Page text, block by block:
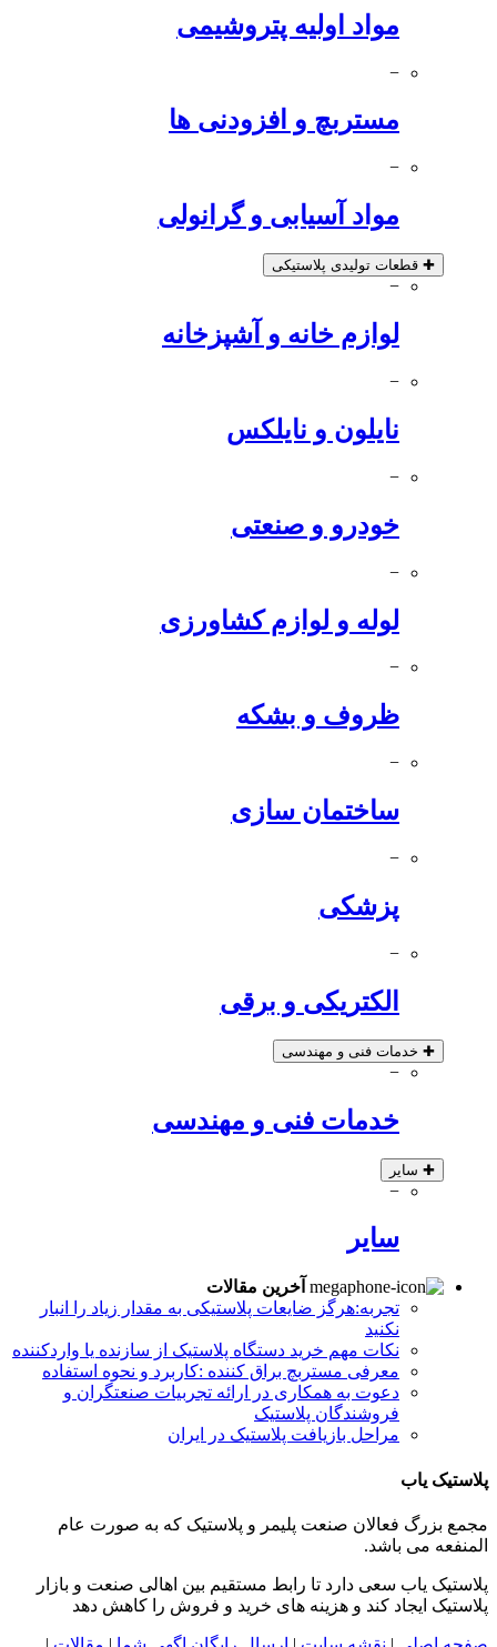
مواد اولیه پتروشیمی
−
مستربچ و افزودنی ها
−
مواد آسیابی و گرانولی
✚ قطعات تولیدی پلاستیکی
−
لوازم خانه و آشپزخانه
−
نایلون و نایلکس
−
خودرو و صنعتی
−
لوله و لوازم کشاورزی
−
ظروف و بشکه
−
ساختمان سازی
−
پزشکی
−
الکتریکی و برقی
✚ خدمات فنی و مهندسی
−
خدمات فنی و مهندسی
✚ سایر
−
سایر
آخرین مقالات
تجربه:هرگز ضایعات پلاستیکی به مقدار زیاد را انبار
نکنید
نکات مهم خرید دستگاه پلاستیک از سازنده یا واردکننده
معرفی مستربچ براق کننده :کاربرد و نحوه استفاده
دعوت به همکاری در ارائه تجربیات صنعتگران و
فروشندگان پلاستیک
مراحل بازیافت پلاستیک در ایران
پلاستیک یاب
مجمع بزرگ فعالان صنعت پلیمر و پلاستیک که به صورت عام
المنفعه می باشد.
پلاستیک یاب سعی دارد تا رابط مستقیم بین اهالی صنعت و بازار
پلاستیک ایجاد کند و هزینه های خرید و فروش را کاهش دهد